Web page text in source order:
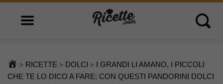
Open main menu Open
> RICETTE > DOLCI >
I GRANDI LI AMANO, I PICCOLI
CHE TE LO DICO A FARE: CON QUESTI PANDORINI DOLCI